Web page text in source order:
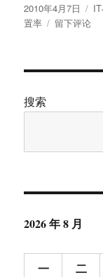
发
布
2010年4月7日
分
置率
于
智
网
显
暴
住
畸
留下评论
搜索
2026 年 8 月
一 二